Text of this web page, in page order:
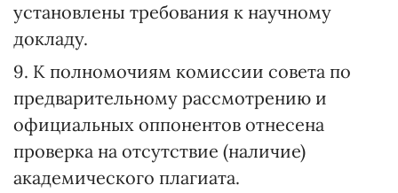
установлены требования к научному
докладу.
9. К полномочиям комиссии совета по
предварительному рассмотрению и
официальных оппонентов отнесена
проверка на отсутствие (наличие)
академического плагиата.